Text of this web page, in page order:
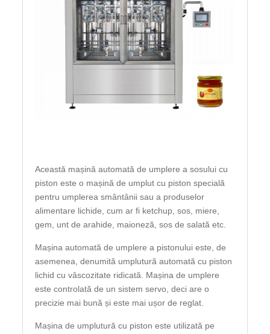
Această mașină automată de umplere a sosului cu
piston este o mașină de umplut cu piston specială
pentru umplerea smântânii sau a produselor
alimentare lichide, cum ar fi ketchup, sos, miere,
gem, unt de arahide, maioneză, sos de salată etc.
Mașina automată de umplere a pistonului este, de
asemenea, denumită umplutură automată cu piston
lichid cu vâscozitate ridicată. Mașina de umplere
este controlată de un sistem servo, deci are o
precizie mai bună și este mai ușor de reglat.
Mașina de umplutură cu piston este utilizată pe